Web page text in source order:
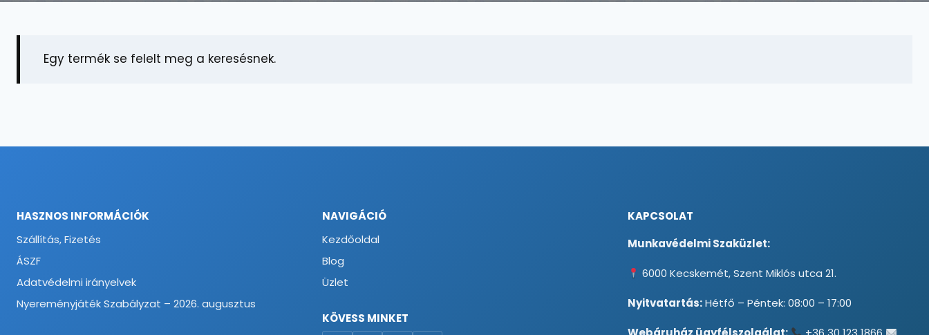
Egy termék se felelt meg a keresésnek.
HASZNOS INFORMÁCIÓK
Szállítás, Fizetés
ÁSZF
Adatvédelmi irányelvek
Nyereményjáték Szabályzat – 2026. augusztus
NAVIGÁCIÓ
Kezdőoldal
Blog
Üzlet
KÖVESS MINKET
KAPCSOLAT
Munkavédelmi Szaküzlet:
6000 Kecskemét, Szent Miklós utca 21.
Nyitvatartás:Hétfő – Péntek: 08:00 – 17:00